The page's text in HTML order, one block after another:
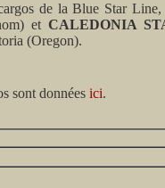
de la Blue Star Line,
etCALEDONIA
(Oregon).
sont données ici.